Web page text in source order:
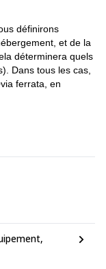
définirons
et de la
déterminera quels
Dans tous les cas,
ferrata, en